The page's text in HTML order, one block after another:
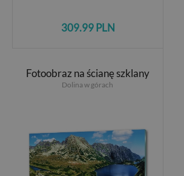
309.99 PLN
Fotoobraz na ścianę szklany
Dolina w górach